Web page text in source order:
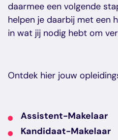
daarmee een volgende
helpen je daarbij met een
in wat jij nodig hebt om
Ontdek hier jouw
Assistent-Makelaar
Kandidaat-Makelaar